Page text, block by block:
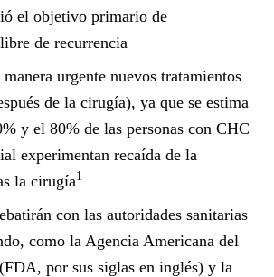
el objetivo primario de
de recurrencia
manera urgente nuevos tratamientos
de la cirugía), ya que se estima
y el 80% de las personas con CHC
experimentan recaída de la
la cirugía1
con las autoridades sanitarias
como la Agencia Americana del
por sus siglas en inglés) y la